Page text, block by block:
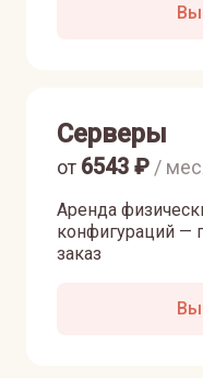
Серверы
Аренда
конфигураций —
заказ
от 6543 ₽ /